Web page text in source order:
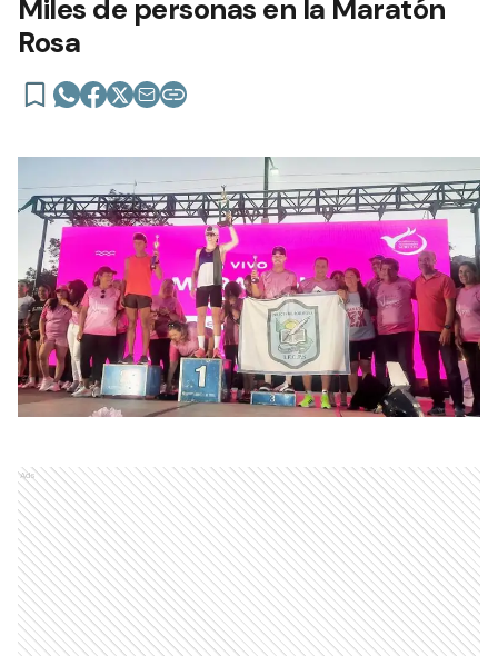
Miles de personas en la Maratón
Rosa
Ads